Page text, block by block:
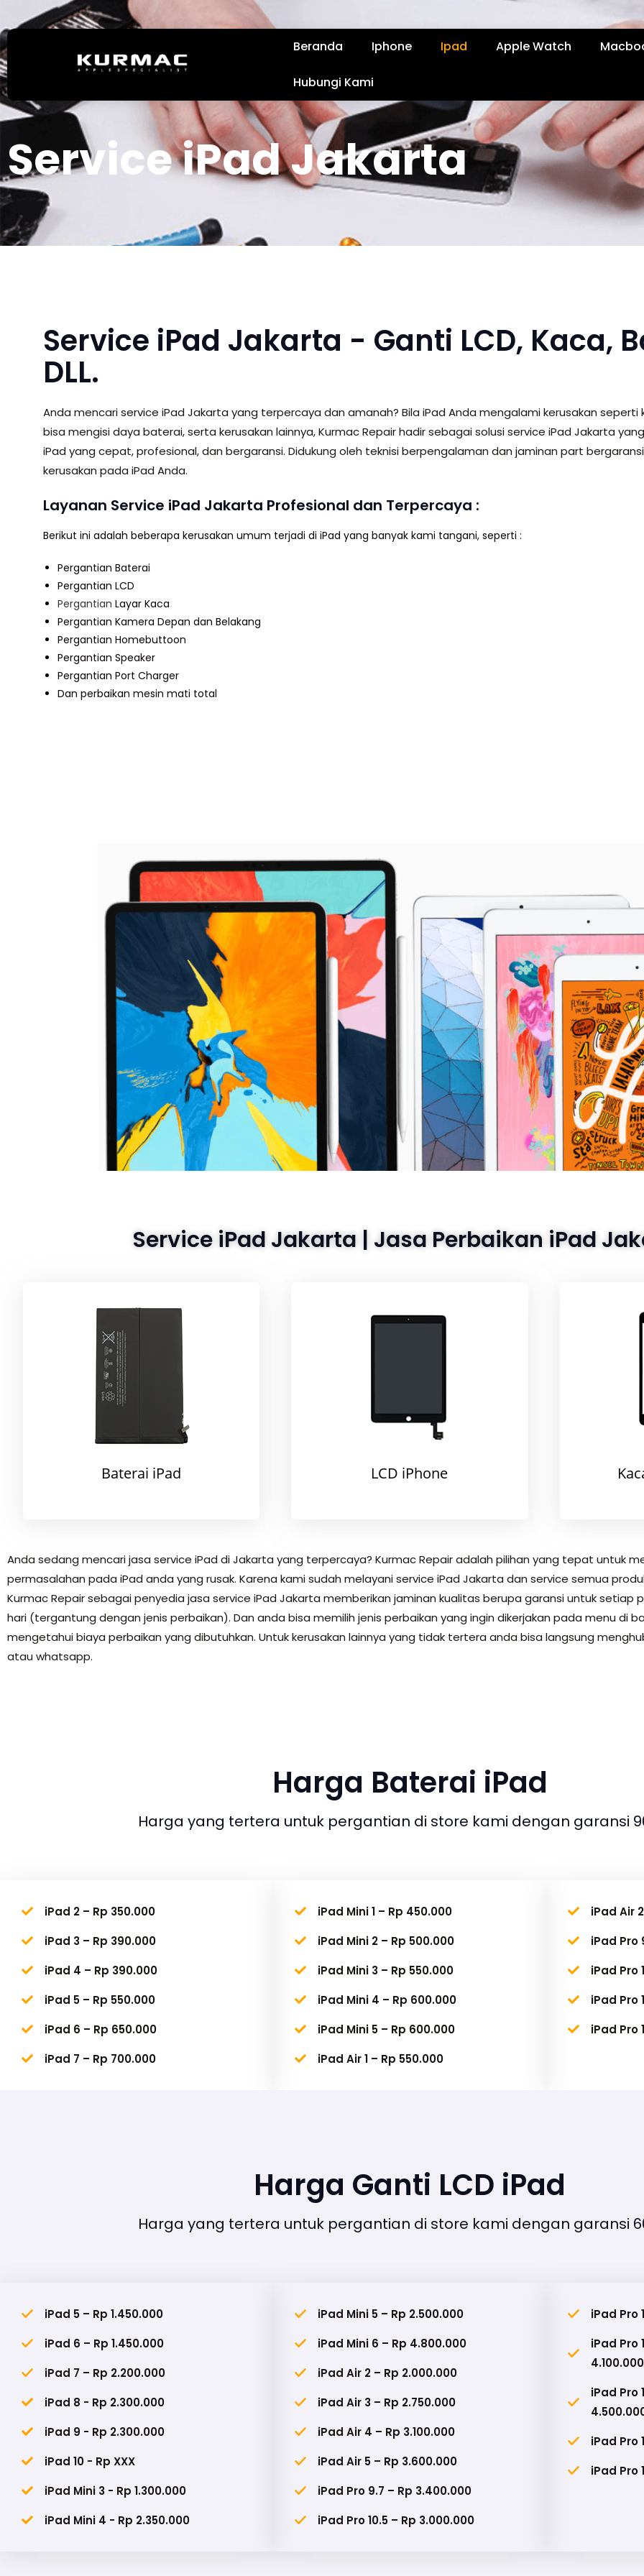
Beranda Iphone Ipad Apple Watch
Hubungi Kami
Service iPad Jakarta
Service iPad Jakarta - Ganti LCD, Kaca,
DLL.
Anda mencari service iPad Jakarta yang terpercaya dan amanah? Bila iPad Anda mengalami kerusakan
bisa mengisi daya baterai, serta kerusakan lainnya, Kurmac Repair hadir sebagai solusi service iPad Jakarta
iPad yang cepat, profesional, dan bergaransi. Didukung oleh teknisi berpengalaman dan jaminan part
kerusakan pada iPad Anda.
Layanan Service iPad Jakarta Profesional dan Terpercaya :
Berikut ini adalah beberapa kerusakan umum terjadi di iPad yang banyak kami tangani, seperti :
Pergantian Baterai
Pergantian LCD
Pergantian Layar Kaca
Pergantian Kamera Depan dan Belakang
Pergantian Homebuttoon
Pergantian Speaker
Pergantian Port Charger
Dan perbaikan mesin mati total
Service iPad Jakarta | Jasa Perbaikan iPad
Baterai iPad LCD iPhone
Anda sedang mencari jasa service iPad di Jakarta yang terpercaya? Kurmac Repair adalah pilihan yang tepat untuk
permasalahan pada iPad anda yang rusak. Karena kami sudah melayani service iPad Jakarta dan service semua
Kurmac Repair sebagai penyedia jasa service iPad Jakarta memberikan jaminan kualitas berupa garansi untuk setiap
hari (tergantung dengan jenis perbaikan). Dan anda bisa memilih jenis perbaikan yang ingin dikerjakan pada menu di
mengetahui biaya perbaikan yang dibutuhkan. Untuk kerusakan lainnya yang tidak tertera anda bisa langsung
atau whatsapp.
Harga Baterai iPad
Harga yang tertera untuk pergantian di store kami dengan garansi
iPad 2 – Rp 350.000
iPad 3 – Rp 390.000
iPad 4 – Rp 390.000
iPad 5 – Rp 550.000
iPad 6 – Rp 650.000
iPad 7 – Rp 700.000
iPad Mini 1 – Rp 450.000
iPad Mini 2 – Rp 500.000
iPad Mini 3 – Rp 550.000
iPad Mini 4 – Rp 600.000
iPad Mini 5 – Rp 600.000
iPad Air 1 – Rp 550.000
iPad Air
iPad Pro
iPad Pro
iPad Pro
iPad Pro
Harga Ganti LCD iPad
Harga yang tertera untuk pergantian di store kami dengan garansi
iPad 5 – Rp 1.450.000
iPad 6 – Rp 1.450.000
iPad 7 – Rp 2.200.000
iPad 8 - Rp 2.300.000
iPad 9 - Rp 2.300.000
iPad 10 - Rp XXX
iPad Mini 3 - Rp 1.300.000
iPad Mini 4 - Rp 2.350.000
iPad Mini 5 – Rp 2.500.000
iPad Mini 6 – Rp 4.800.000
iPad Air 2 – Rp 2.000.000
iPad Air 3 – Rp 2.750.000
iPad Air 4 – Rp 3.100.000
iPad Air 5 – Rp 3.600.000
iPad Pro 9.7 – Rp 3.400.000
iPad Pro 10.5 – Rp 3.000.000
iPad Pro
iPad Pro
4.100.000
iPad Pro
iPad Pro
iPad Pro